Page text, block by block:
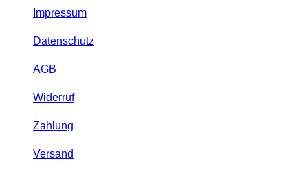
Impressum
Datenschutz
AGB
Widerruf
Zahlung
Versand